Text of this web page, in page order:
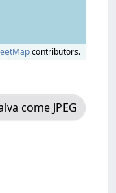
contributors.
come JPEG